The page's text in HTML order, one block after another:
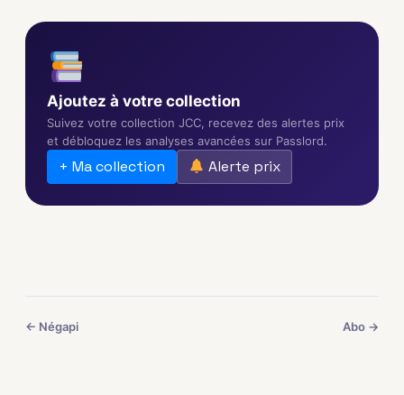
Ajoutez à votre collection
Suivez votre collection JCC, recevez des alertes prix
et débloquez les analyses avancées sur Passlord.
+ Ma collection Alerte prix
← Négapi Abo →